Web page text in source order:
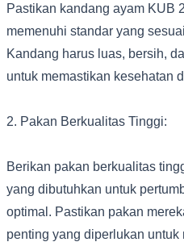
Pastikan kandang ayam KUB
memenuhi standar yang
Kandang harus luas, bersih,
untuk memastikan kesehatan
2. Pakan Berkualitas Tinggi:
Berikan pakan berkualitas
yang dibutuhkan untuk
optimal. Pastikan pakan
penting yang diperlukan